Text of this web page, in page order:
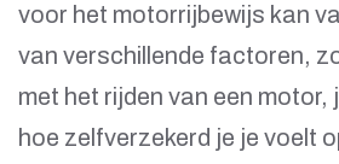
voor het motorrijbewijs kan
van verschillende factoren,
met het rijden van een motor,
hoe zelfverzekerd je je voelt